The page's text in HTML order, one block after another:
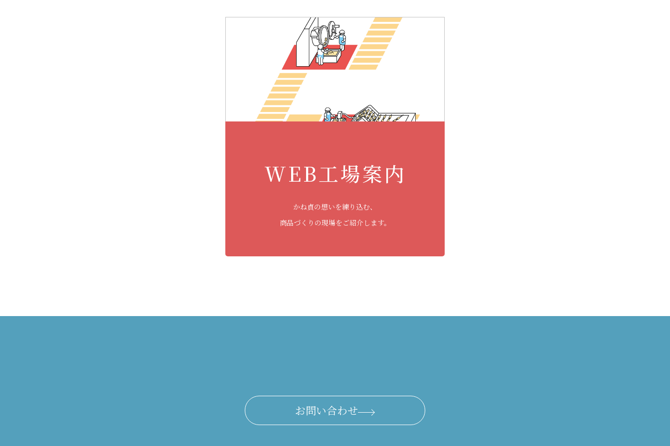
WEB工場案内
かね貞の想いを練り込む、
商品づくりの現場をご紹介します。
お問い合わせ